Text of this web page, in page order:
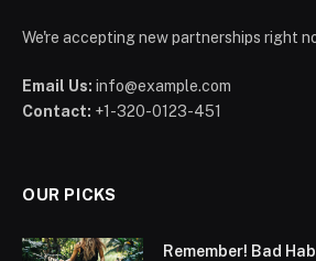
We're accepting new partnerships right
Email Us: info@example.com
Contact: +1-320-0123-451
OUR PICKS
Remember! Bad